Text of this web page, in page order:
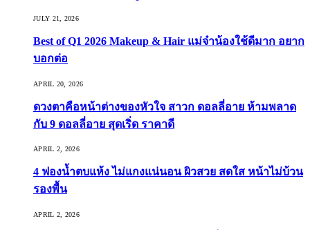
JULY 21, 2026
Best of Q1 2026 Makeup & Hair แม่จ๋าน้องใช้ดีมาก อยาก
บอกต่อ
APRIL 20, 2026
ดวงตาคือหน้าต่างของหัวใจ สาวก ดอลลี่อาย ห้ามพลาด
กับ 9 ดอลลี่อาย สุดเริ่ด ราคาดี
APRIL 2, 2026
4 ฟองน้ำตบแห้ง ไม่แกงแน่นอน ผิวสวย สดใส หน้าไม่บ้วน
รองพื้น
APRIL 2, 2026